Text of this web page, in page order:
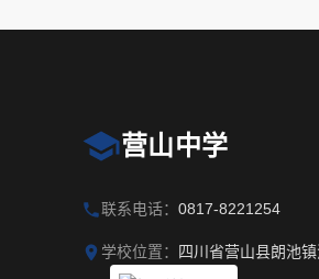
营山中学
联系电话： 0817-8221254
学校位置： 四川省营山县朗池